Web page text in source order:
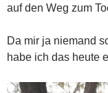
auf den Weg zum
Da mir ja niemand
habe ich das heute